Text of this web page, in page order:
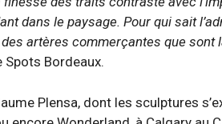
dans le paysage. Pour qui sait
artères commerçantes que sont
Bordeaux.
Plensa, dont les sculptures